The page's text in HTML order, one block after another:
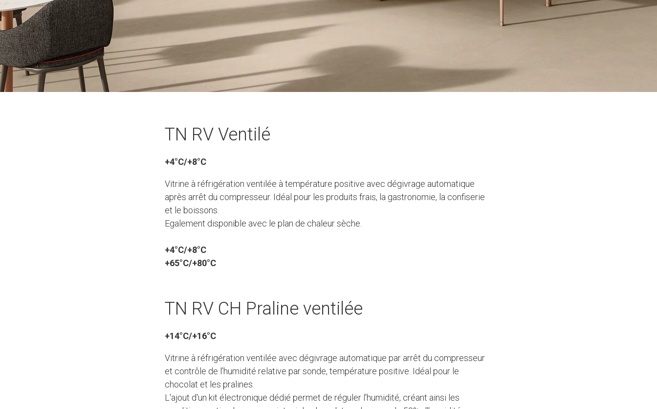
TN RV Ventilé
+4°C/+8°C
Vitrine à réfrigération ventilée à température positive avec dégivrage automatique
après arrêt du compresseur. Idéal pour les produits frais, la gastronomie, la confiserie
et le boissons.
Egalement disponible avec le plan de chaleur sèche.
+4°C/+8°C
+65°C/+80°C
TN RV CH Praline ventilée
+14°C/+16°C
Vitrine à réfrigération ventilée avec dégivrage automatique par arrêt du compresseur
et contrôle de l’humidité relative par sonde, température positive. Idéal pour le
chocolat et les pralines.
L'ajout d'un kit électronique dédié permet de réguler l'humidité, créant ainsi les